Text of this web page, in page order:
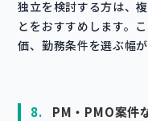
独立を検討する方は、
とをおすすめします。
価、勤務条件を選ぶ幅が
8. PM・PMO案